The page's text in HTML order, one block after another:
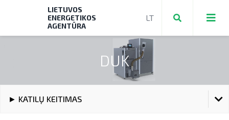
Teikti ir valdyti paraiškas bei mokėjimo
LIETUVOS
ENERGETIKOS
AGENTŪRA
DUK
► KATILŲ KEITIMAS